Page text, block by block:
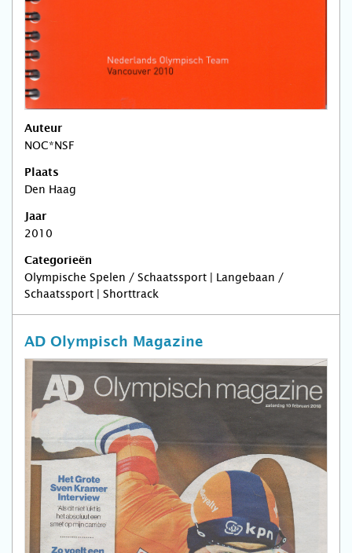
Auteur
NOC*NSF
Plaats
Den Haag
Jaar
2010
Categorieën
Olympische Spelen / Schaatssport | Langebaan /
Schaatssport | Shorttrack
AD Olympisch Magazine